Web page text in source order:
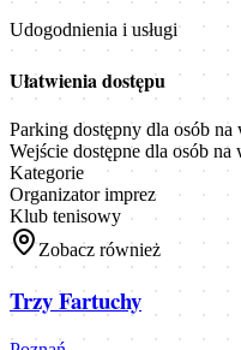
Udogodnienia i usługi
Ułatwienia dostępu
Parking dostępny dla osób na
Wejście dostępne dla osób na
Kategorie
Organizator imprez
Klub tenisowy
Zobacz również
Trzy Fartuchy